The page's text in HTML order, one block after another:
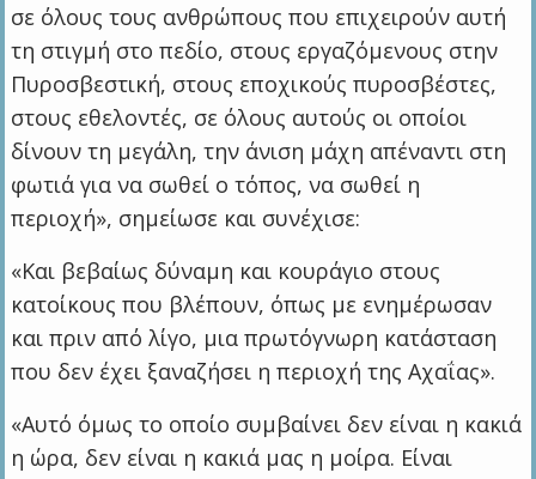
σε όλους τους ανθρώπους που επιχειρούν αυτή
τη στιγμή στο πεδίο, στους εργαζόμενους στην
Πυροσβεστική, στους εποχικούς πυροσβέστες,
στους εθελοντές, σε όλους αυτούς οι οποίοι
δίνουν τη μεγάλη, την άνιση μάχη απέναντι στη
φωτιά για να σωθεί ο τόπος, να σωθεί η
περιοχή», σημείωσε και συνέχισε:
«Και βεβαίως δύναμη και κουράγιο στους
κατοίκους που βλέπουν, όπως με ενημέρωσαν
και πριν από λίγο, μια πρωτόγνωρη κατάσταση
που δεν έχει ξαναζήσει η περιοχή της Αχαΐας».
«Αυτό όμως το οποίο συμβαίνει δεν είναι η κακιά
η ώρα, δεν είναι η κακιά μας η μοίρα. Είναι